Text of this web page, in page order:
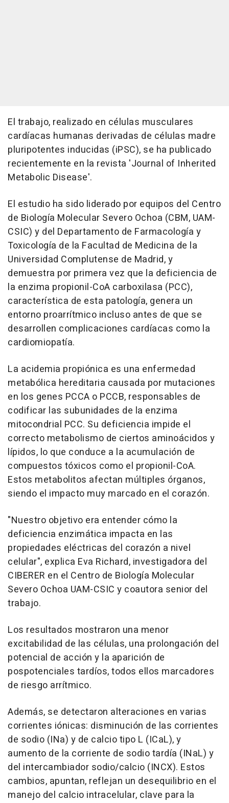
El trabajo, realizado en células musculares
cardíacas humanas derivadas de células madre
pluripotentes inducidas (iPSC), se ha publicado
recientemente en la revista 'Journal of Inherited
Metabolic Disease'.
El estudio ha sido liderado por equipos del Centro
de Biología Molecular Severo Ochoa (CBM, UAM-
CSIC) y del Departamento de Farmacología y
Toxicología de la Facultad de Medicina de la
Universidad Complutense de Madrid, y
demuestra por primera vez que la deficiencia de
la enzima propionil-CoA carboxilasa (PCC),
característica de esta patología, genera un
entorno proarrítmico incluso antes de que se
desarrollen complicaciones cardíacas como la
cardiomiopatía.
La acidemia propiónica es una enfermedad
metabólica hereditaria causada por mutaciones
en los genes PCCA o PCCB, responsables de
codificar las subunidades de la enzima
mitocondrial PCC. Su deficiencia impide el
correcto metabolismo de ciertos aminoácidos y
lípidos, lo que conduce a la acumulación de
compuestos tóxicos como el propionil-CoA.
Estos metabolitos afectan múltiples órganos,
siendo el impacto muy marcado en el corazón.
"Nuestro objetivo era entender cómo la
deficiencia enzimática impacta en las
propiedades eléctricas del corazón a nivel
celular", explica Eva Richard, investigadora del
CIBERER en el Centro de Biología Molecular
Severo Ochoa UAM-CSIC y coautora senior del
trabajo.
Los resultados mostraron una menor
excitabilidad de las células, una prolongación del
potencial de acción y la aparición de
pospotenciales tardíos, todos ellos marcadores
de riesgo arrítmico.
Además, se detectaron alteraciones en varias
corrientes iónicas: disminución de las corrientes
de sodio (INa) y de calcio tipo L (ICaL), y
aumento de la corriente de sodio tardía (INaL) y
del intercambiador sodio/calcio (INCX). Estos
cambios, apuntan, reflejan un desequilibrio en el
manejo del calcio intracelular, clave para la